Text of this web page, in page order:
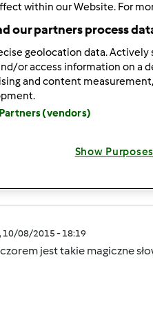
10/08/2015 - 02:02
i piję kawkę .Dla Was
10/08/2015 - 18:19
jest takie magiczne
within our Website. For
our partners process
geolocation data.
or access information on a
and content
(vendors)
Show Purposes